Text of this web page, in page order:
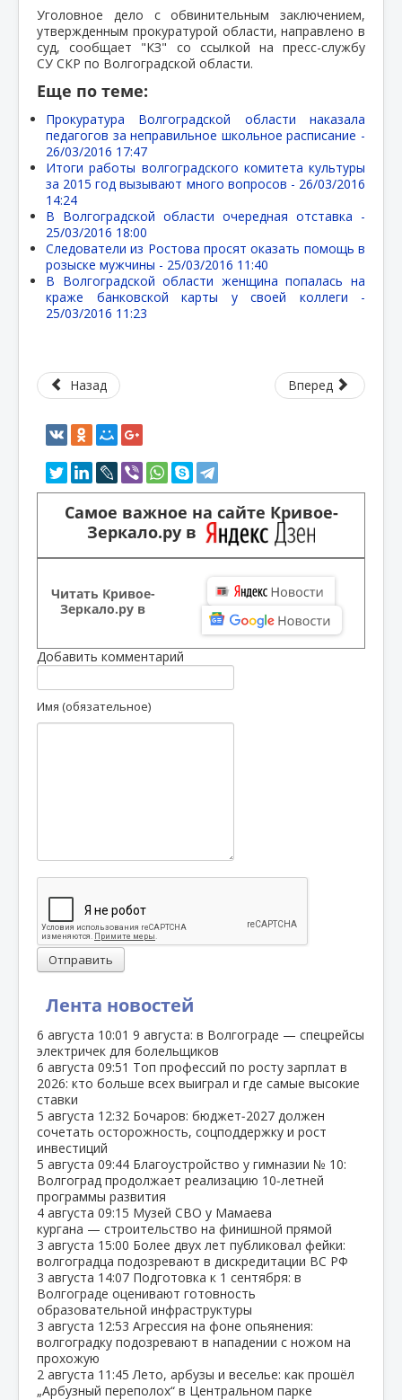
Лента новостей
6 августа 10:01 9 августа: в Волгограде — спецрейсы
электричек для болельщиков
6 августа 09:51 Топ профессий по росту зарплат в
2026: кто больше всех выиграл и где самые высокие
ставки
5 августа 12:32 Бочаров: бюджет‑2027 должен
сочетать осторожность, соцподдержку и рост
инвестиций
5 августа 09:44 Благоустройство у гимназии № 10:
Волгоград продолжает реализацию 10‑летней
программы развития
4 августа 09:15 Музей СВО у Мамаева
кургана — строительство на финишной прямой
3 августа 15:00 Более двух лет публиковал фейки:
волгоградца подозревают в дискредитации ВС РФ
3 августа 14:07 Подготовка к 1 сентября: в
Волгограде оценивают готовность
образовательной инфраструктуры
3 августа 12:53 Агрессия на фоне опьянения:
волгоградку подозревают в нападении с ножом на
прохожую
2 августа 11:45 Лето, арбузы и веселье: как прошёл
„Арбузный переполох“ в Центральном парке
Уголовное дело с обвинительным заключением,
утвержденным прокуратурой области, направлено в
суд, сообщает "КЗ" со ссылкой на пресс-службу
СУ СКР по Волгоградской области.
Еще по теме:
Прокуратура Волгоградской области наказала
педагогов за неправильное школьное расписание -
26/03/2016 17:47
Итоги работы волгоградского комитета культуры
за 2015 год вызывают много вопросов - 26/03/2016
14:24
В Волгоградской области очередная отставка -
25/03/2016 18:00
Следователи из Ростова просят оказать помощь в
розыске мужчины - 25/03/2016 11:40
В Волгоградской области женщина попалась на
краже банковской карты у своей коллеги -
25/03/2016 11:23
Назад Вперед
Самое важное на сайте Кривое-
Зеркало.ру в
Читать Кривое-
Зеркало.ру в
Добавить комментарий
Имя (обязательное)
Отправить